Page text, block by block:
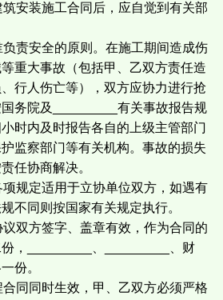
装施工合同后，应自觉到有关部
安全的原则。在施工期间造成伤
重大事故（包括甲、乙双方责任造
行人伤亡等），双方应协力进行抢
务院及_________有关事故报告规
时内及时报告各自的上级主管部门
监察部门等有关机构。事故的损失
任协商解决。
定适用于立协单位双方，如遇有
不同则按国家有关规定执行。
方签字、盖章有效，作为合同的
，_________、_________、财
份。
同时生效，甲、乙双方必须严格